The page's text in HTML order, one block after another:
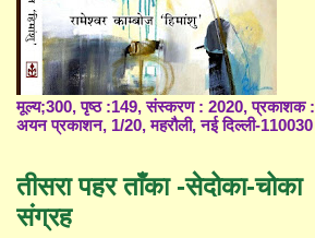
मूल्य;300, पृष्ठ :149, संस्करण : 2020, प्रकाशक :
अयन प्रकाशन, 1/20, महरौली, नई दिल्ली-110030
तीसरा पहर ताँका -सेदोका-चोका
संग्रह